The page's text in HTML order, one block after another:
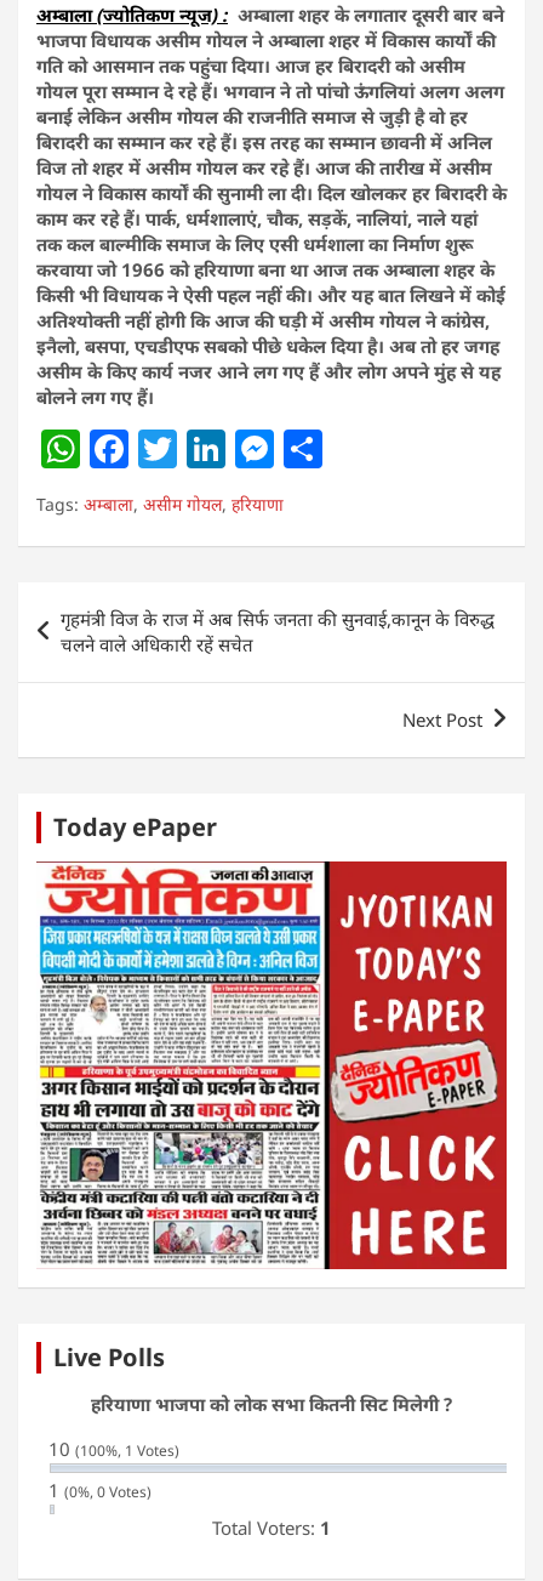
अम्बाला (ज्योतिकण न्यूज) : अम्बाला शहर के लगातार दूसरी बार बने
भाजपा विधायक असीम गोयल ने अम्बाला शहर में विकास कार्यों की
गति को आसमान तक पहुंचा दिया। आज हर बिरादरी को असीम
गोयल पूरा सम्मान दे रहे हैं। भगवान ने तो पांचो ऊंगलियां अलग अलग
बनाई लेकिन असीम गोयल की राजनीति समाज से जुड़ी है वो हर
बिरादरी का सम्मान कर रहे हैं। इस तरह का सम्मान छावनी में अनिल
विज तो शहर में असीम गोयल कर रहे हैं। आज की तारीख में असीम
गोयल ने विकास कार्यों की सुनामी ला दी। दिल खोलकर हर बिरादरी के
काम कर रहे हैं। पार्क, धर्मशालाएं, चौक, सड़कें, नालियां, नाले यहां
तक कल बाल्मीकि समाज के लिए एसी धर्मशाला का निर्माण शुरू
करवाया जो 1966 को हरियाणा बना था आज तक अम्बाला शहर के
किसी भी विधायक ने ऐसी पहल नहीं की। और यह बात लिखने में कोई
अतिश्योक्ती नहीं होगी कि आज की घड़ी में असीम गोयल ने कांग्रेस,
इनैलो, बसपा, एचडीएफ सबको पीछे धकेल दिया है। अब तो हर जगह
असीम के किए कार्य नजर आने लग गए हैं और लोग अपने मुंह से यह
बोलने लग गए हैं।
W
h
at
s
A
p
p
F
a
c
e
b
o
o
T
w
itt
er
Li
n
k
e
dI
n
M
e
ss
e
n
g
er
e
Tags: अम्बाला, असीम गोयल, हरियाणा
navigation
गृहमंत्री विज के राज में अब सिर्फ जनता की सुनवाई,कानून के विरुद्ध
चलने वाले अधिकारी रहें सचेत
Next Post
Today ePaper
Live Polls
हरियाणा भाजपा को लोक सभा कितनी सिट मिलेगी ?
10 (100%, 1 Votes)
1 (0%, 0 Votes)
Total Voters: 1